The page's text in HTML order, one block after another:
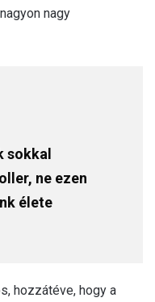
nagy
sokkal
ne ezen
élete
hozzátéve, hogy a